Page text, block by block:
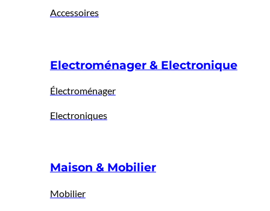
Accessoires
Electroménager & Electronique
Électroménager
Electroniques
Maison & Mobilier
Mobilier